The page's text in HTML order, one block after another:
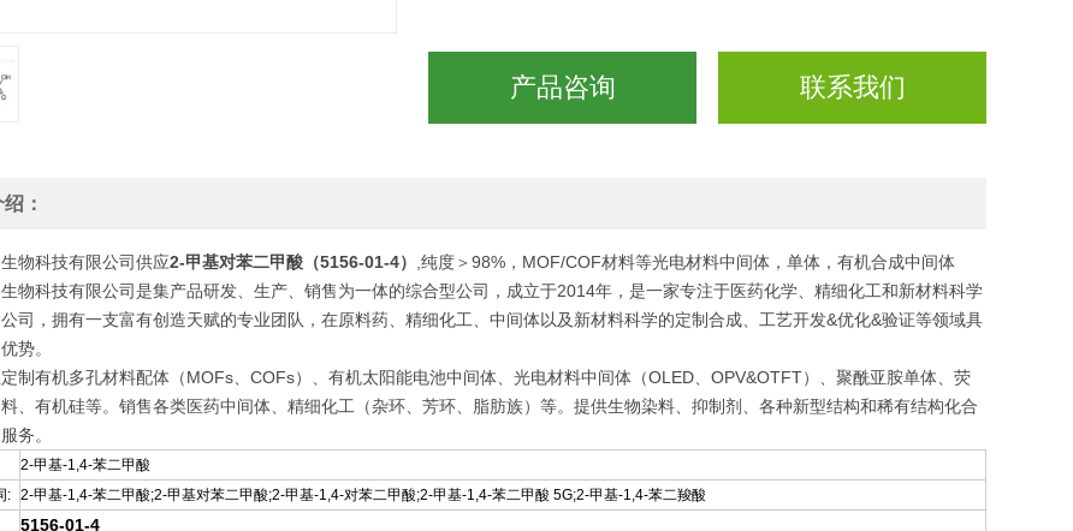
产品咨询 联系我们
：
生物科技有限公司供应2-甲基对苯二甲酸（5156-01-4）
,纯度＞98%，MOF/COF材料等光电材料中间体，单体，有机合成中间体
生物科技有限公司是集产品研发、生产、销售为一体的综合型公司，成立于2014年，是一家专注于医药化学、精细化工和新材料科学
司，拥有一支富有创造天赋的专业团队，在原料药、精细化工、中间体以及新材料科学的定制合成、工艺开发&优化&验证等领域具
势。
制有机多孔材料配体（MOFs、COFs）、有机太阳能电池中间体、光电材料中间体（OLED、OPV&OTFT）、聚酰亚胺单体、荧
、有机硅等。销售各类医药中间体、精细化工（杂环、芳环、脂肪族）等。提供生物染料、抑制剂、各种新型结构和稀有结构化合
务。
2-甲基-1,4-苯二甲酸
: 2-甲基-1,4-苯二甲酸;2-甲基对苯二甲酸;2-甲基-1,4-对苯二甲酸;2-甲基-1,4-苯二甲酸 5G;2-甲基-1,4-苯二羧酸
5156-01-4